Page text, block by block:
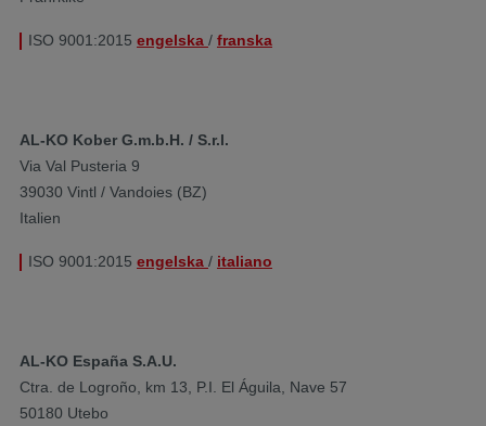
ISO 9001:2015 engelska / franska
AL-KO Kober G.m.b.H. / S.r.l.
Via Val Pusteria 9
39030 Vintl / Vandoies (BZ)
Italien​
ISO 9001:2015 engelska / italiano
AL-KO España S.A.U.
Ctra. de Logroño, km 13, P.I. El Águila, Nave 57
50180 Utebo